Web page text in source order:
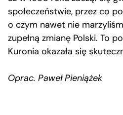
społeczeństwie, przez co
o czym nawet nie
zupełną zmianę Polski. To
Kuronia okazała się
Oprac. Paweł Pieniążek